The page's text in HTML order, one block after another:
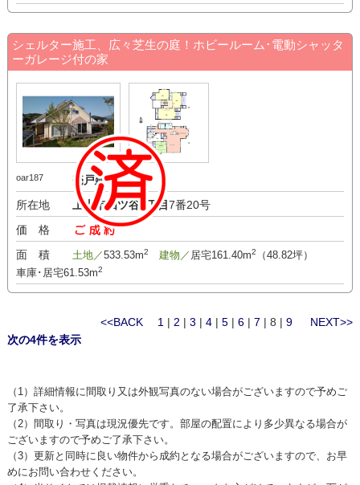
シェルター施工、広々芝生の庭！ホビールーム･電動シャッタ
ーガレージ付の家
oar187
売戸建
所在地
上山市四ツ谷1丁目7番20号
価 格
-万円
面 積
土地／533.53m2 建物／ 居宅161.40m2
（48.82坪）
車庫･居宅61.53m2
<<BACK 1 | 2 |3 |4 |5 |6 |7 | 8 |9
NEXT>>
次の4件を表示
（1）詳細情報に間取り又は外観写真のない場合がございますので予めご
了承下さい。
（2）間取り・写真は現況優先です。部屋の配置により多少異なる場合が
ございますので予めご了承下さい。
（3）更新と同時に良い物件から成約となる場合がございますので、お早
めにお問い合わせください。